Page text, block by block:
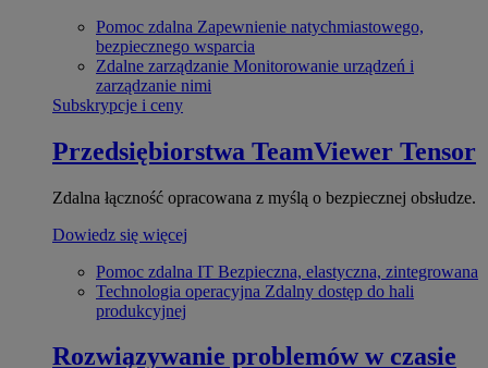
Pomoc zdalna Zapewnienie natychmiastowego,
bezpiecznego wsparcia
Zdalne zarządzanie Monitorowanie urządzeń i
zarządzanie nimi
Subskrypcje i ceny
Przedsiębiorstwa TeamViewer Tensor
Zdalna łączność opracowana z myślą o bezpiecznej obsłudze.
Dowiedz się więcej
Pomoc zdalna IT Bezpieczna, elastyczna, zintegrowana
Technologia operacyjna Zdalny dostęp do hali
produkcyjnej
Rozwiązywanie problemów w czasie